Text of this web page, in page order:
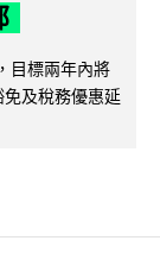
目標兩年內將
及稅務優惠延